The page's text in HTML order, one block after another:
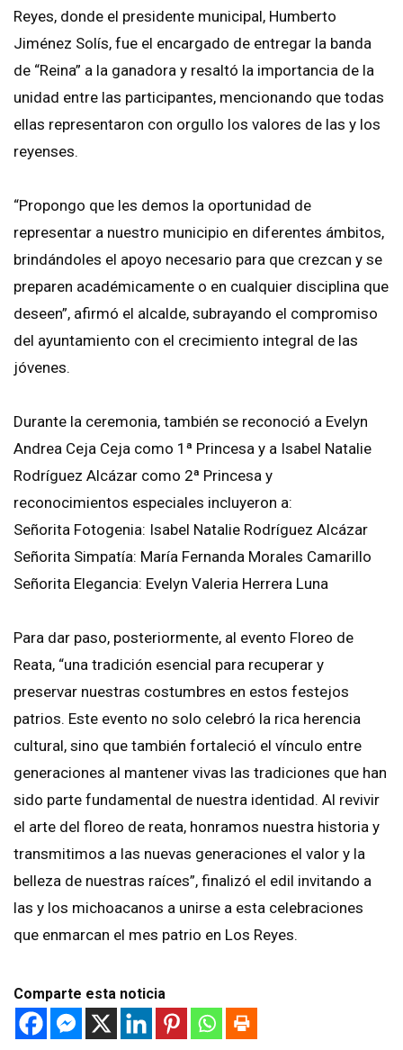
Reyes, donde el presidente municipal, Humberto
Jiménez Solís, fue el encargado de entregar la banda
de “Reina” a la ganadora y resaltó la importancia de la
unidad entre las participantes, mencionando que todas
ellas representaron con orgullo los valores de las y los
reyenses.
“Propongo que les demos la oportunidad de
representar a nuestro municipio en diferentes ámbitos,
brindándoles el apoyo necesario para que crezcan y se
preparen académicamente o en cualquier disciplina que
deseen”, afirmó el alcalde, subrayando el compromiso
del ayuntamiento con el crecimiento integral de las
jóvenes.
Durante la ceremonia, también se reconoció a Evelyn
Andrea Ceja Ceja como 1ª Princesa y a Isabel Natalie
Rodríguez Alcázar como 2ª Princesa y
reconocimientos especiales incluyeron a:
Señorita Fotogenia: Isabel Natalie Rodríguez Alcázar
Señorita Simpatía: María Fernanda Morales Camarillo
Señorita Elegancia: Evelyn Valeria Herrera Luna
Para dar paso, posteriormente, al evento Floreo de
Reata, “una tradición esencial para recuperar y
preservar nuestras costumbres en estos festejos
patrios. Este evento no solo celebró la rica herencia
cultural, sino que también fortaleció el vínculo entre
generaciones al mantener vivas las tradiciones que han
sido parte fundamental de nuestra identidad. Al revivir
el arte del floreo de reata, honramos nuestra historia y
transmitimos a las nuevas generaciones el valor y la
belleza de nuestras raíces”, finalizó el edil invitando a
las y los michoacanos a unirse a esta celebraciones
que enmarcan el mes patrio en Los Reyes.
Comparte esta noticia